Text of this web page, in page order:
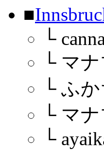
■
└
└ マナ
└ ふか
└ マナ
└